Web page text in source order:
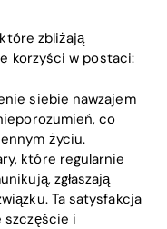
zbliżają
korzyści w postaci:
siebie nawzajem
co
życiu.
które regularnie
zgłaszają
Ta satysfakcja
szczęście i